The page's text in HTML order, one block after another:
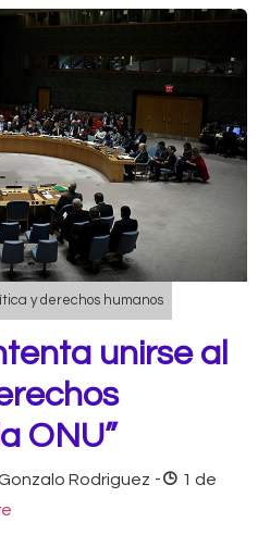
y derechos humanos
unirse al
ONU”
Rodriguez -
1 de